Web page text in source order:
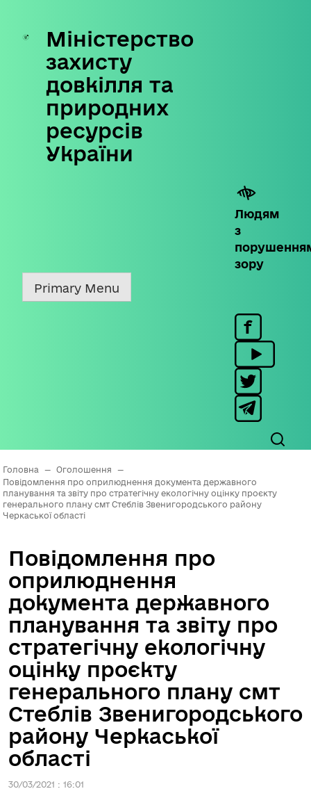
Skip
content
Міністерство
захисту
довкілля та
природних
ресурсів
України
Людям
з
зору
Primary Menu
Головна — Оголошення
—
Повідомлення про оприлюднення документа державного
планування та звіту про стратегічну екологічну оцінку проєкту
генерального плану смт Стеблів Звенигородського району
Черкаської області
Повідомлення про
оприлюднення
документа державного
планування та звіту про
стратегічну екологічну
оцінку проєкту
генерального плану смт
Стеблів Звенигородського
району Черкаської
області
30/03/2021 : 16:01